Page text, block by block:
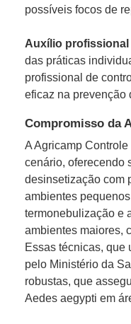
possíveis focos de
Auxílio profissional
das práticas
profissional de
eficaz na prevenção
Compromisso da
A Agricamp
cenário, oferecendo
desinsetização com
ambientes
termonebulização e
ambientes maiores,
Essas técnicas, que
pelo Ministério da
robustas, que
Aedes aegypti em